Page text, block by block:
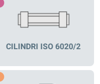
CILINDRI ISO 6020/2